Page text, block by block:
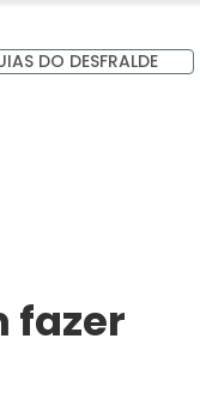
DO DESFRALDE
fazer